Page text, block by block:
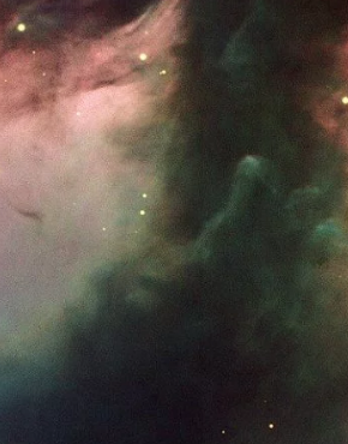
Wellness
a tradície
a agroturistika
obchod a doprava
kraj
Výlet
Cyklistika
Výstava
Galéria
Festival
Folklór